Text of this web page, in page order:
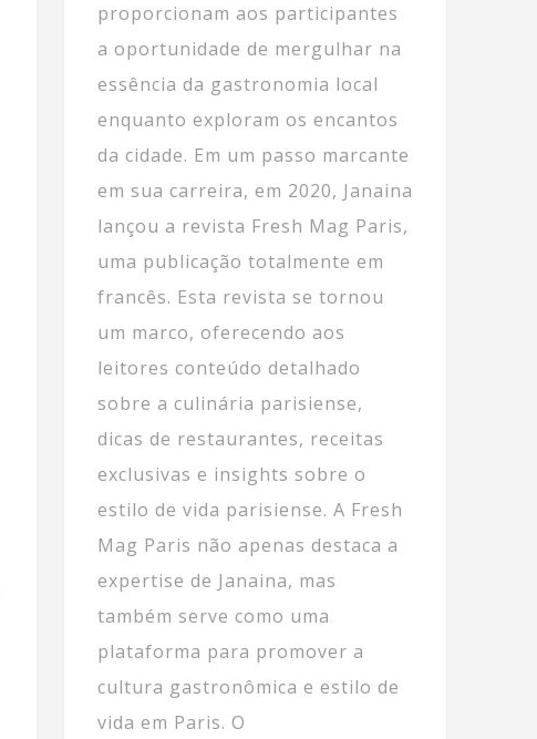
proporcionam aos participantes
a oportunidade de mergulhar na
essência da gastronomia local
enquanto exploram os encantos
da cidade. Em um passo marcante
em sua carreira, em 2020, Janaina
lançou a revista Fresh Mag Paris,
uma publicação totalmente em
francês. Esta revista se tornou
um marco, oferecendo aos
leitores conteúdo detalhado
sobre a culinária parisiense,
dicas de restaurantes, receitas
exclusivas e insights sobre o
estilo de vida parisiense. A Fresh
Mag Paris não apenas destaca a
expertise de Janaina, mas
também serve como uma
plataforma para promover a
cultura gastronômica e estilo de
vida em Paris. O